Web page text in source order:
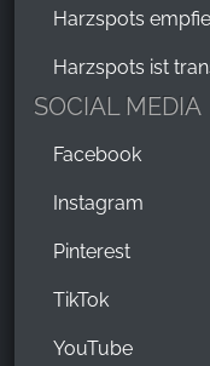
Harzspots
Harzspots ist
SOCIAL MEDIA
Facebook
Instagram
Pinterest
TikTok
YouTube